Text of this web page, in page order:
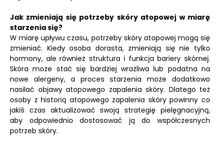
Jak zmieniają się potrzeby skóry atopowej w miarę
starzenia się?
W miarę upływu czasu, potrzeby skóry atopowej mogą się
zmieniać. Kiedy osoba dorasta, zmieniają się nie tylko
hormony, ale również struktura i funkcja bariery skórnej.
Skóra może stać się bardziej wrażliwa lub podatna na
nowe alergeny, a proces starzenia może dodatkowo
nasilać objawy atopowego zapalenia skóry. Dlatego też
osoby z historią atopowego zapalenia skóry powinny co
jakiś czas aktualizować swoją strategię pielęgnacyjną,
aby odpowiednio dostosować ją do współczesnych
potrzeb skóry.